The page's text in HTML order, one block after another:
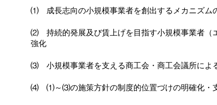
⑴ 成長志向の小規模事業者を創出するメカニズム
⑵ 持続的発展及び賃上げを目指す小規模事業者（
強化
⑶ 小規模事業者を支える商工会・商工会議所によ
⑷ ⑴～⑶の施策方針の制度的位置づけの明確化・